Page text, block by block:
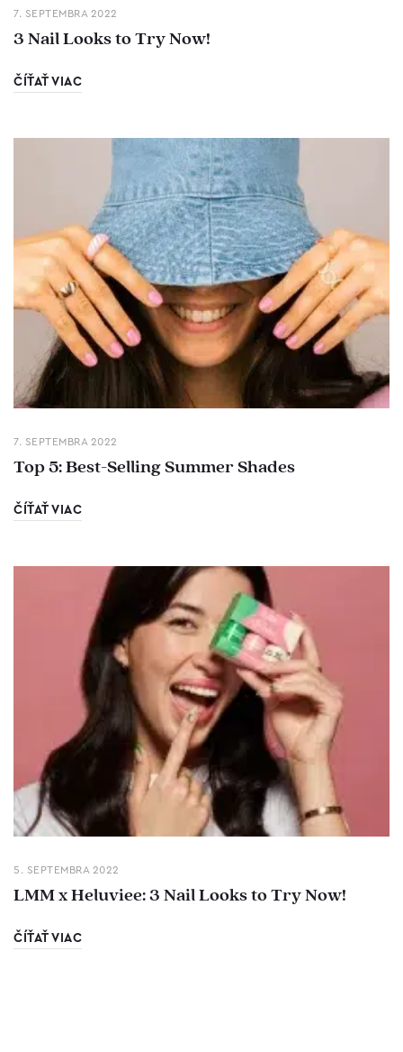
7. SEPTEMBRA 2022
3 Nail Looks to Try Now!
ČÍŤAŤ VIAC
7. SEPTEMBRA 2022
Top 5: Best-Selling Summer Shades
ČÍŤAŤ VIAC
5. SEPTEMBRA 2022
LMM x Heluviee: 3 Nail Looks to Try Now!
ČÍŤAŤ VIAC